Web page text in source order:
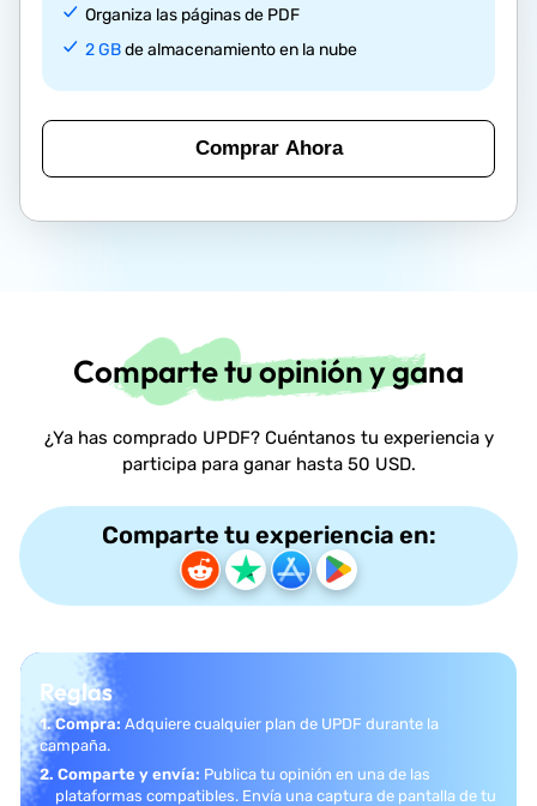
Organiza las páginas de PDF
2 GBde almacenamiento en la nube
Comprar Ahora
Comparte tu opinión y gana
¿Ya has comprado UPDF? Cuéntanos tu experiencia y
participa para ganar hasta 50 USD.
Comparte tu experiencia en:
Reglas
1. Compra: Adquiere cualquier plan de UPDF durante la
campaña.
2. Comparte y envía: Publica tu opinión en una de las
plataformas compatibles. Envía una captura de pantalla de tu